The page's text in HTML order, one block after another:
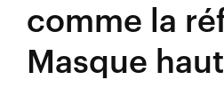
comme la
Masque